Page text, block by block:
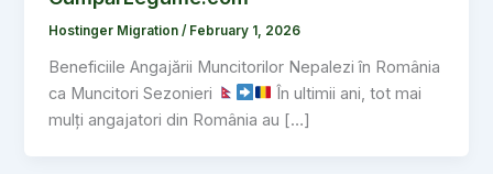
Hostinger Migration/ February 1, 2026
Beneficiile Angajării Muncitorilor Nepalezi în România
ca Muncitori Sezonieri
În ultimii ani, tot mai
mulți angajatori din România au […]